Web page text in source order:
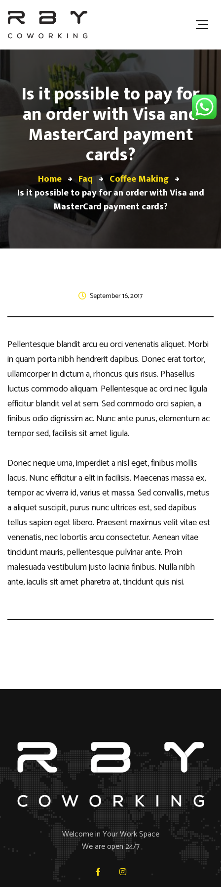
Is it possible to pay for
an order with Visa and
MasterCard payment
cards?
Home Faq
Coffee Making
Is it possible to pay for an order with Visa and
MasterCard payment cards?
September 16, 2017
Pellentesque blandit arcu eu orci venenatis aliquet. Morbi
in quam porta nibh hendrerit dapibus. Donec erat tortor,
ullamcorper in dictum a, rhoncus quis risus. Phasellus
luctus commodo aliquam. Pellentesque ac orci nec ligula
efficitur blandit vel at sem. Sed commodo orci sapien, a
finibus odio dignissim ac. Nunc ante purus, elementum ac
tempor sed, facilisis sit amet ligula.
Donec neque urna, imperdiet a nisl eget, finibus mollis
lacus. Nunc efficitur a elit in facilisis. Maecenas massa ex,
tempor ac viverra id, varius et massa. Sed convallis, metus
a aliquet suscipit, purus nunc ultrices est, sed dapibus
tellus sapien eget libero. Praesent maximus velit vitae est
venenatis, nec lobortis arcu consectetur. Aenean vitae
tincidunt mauris, pellentesque pulvinar ante. Proin
malesuada vestibulum justo lacinia finibus. Nulla nibh
ante, iaculis sit amet pharetra at, tincidunt quis nisi.
Welcome in Your Work Space
We are open 24/7